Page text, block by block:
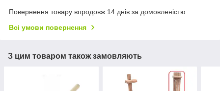
Повернення товару впродовж 14 днів за домовленістю
Всі умови повернення
З цим товаром також замовляють